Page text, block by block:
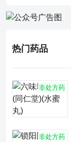
热门药品
非处方药
非处方药